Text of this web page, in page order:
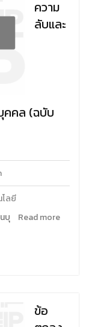
ความ
ลับและ
คคล (ฉบับ
โลยี
บุ
Read more
ข้อ